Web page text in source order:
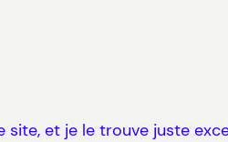
et je le trouve juste